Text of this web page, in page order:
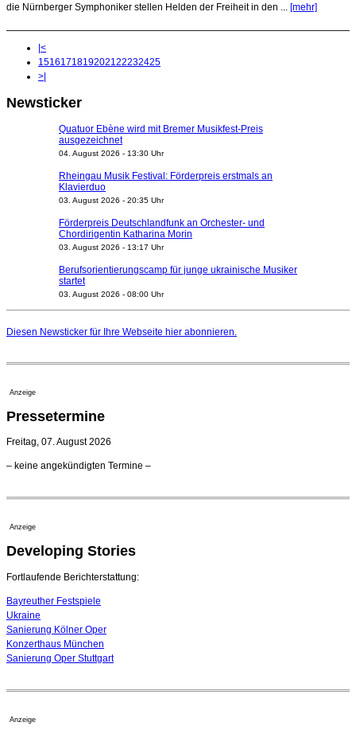
die Nürnberger Symphoniker stellen Helden der Freiheit in den ... [mehr]
|<
15161718192021 22232425
>|
Newsticker
Quatuor Ebène wird mit Bremer Musikfest-Preis
ausgezeichnet
04. August 2026 - 13:30 Uhr
Rheingau Musik Festival: Förderpreis erstmals an
Klavierduo
03. August 2026 - 20:35 Uhr
Förderpreis Deutschlandfunk an Orchester- und
Chordirigentin Katharina Morin
03. August 2026 - 13:17 Uhr
Berufsorientierungscamp für junge ukrainische Musiker
startet
03. August 2026 - 08:00 Uhr
Nationaltheater Mannheim
Regensburger Generalmusikdirektor Stefan Veselka
Kammerorchester Heilbronn: Chefdirigent Risto Joost
verlängert bis 2030
Ensemblemitglieder
Dirigent Nicolás Pasquet mit Würth-Preis der
Jeunesses Musicales ausgezeichnet
07. August 2026 - 13:20 Uhr
Diesen Newsticker für Ihre Webseite hier abonnieren.
Anzeige
Pressetermine
Freitag, 07. August 2026
– keine angekündigten Termine –
Anzeige
Developing Stories
Fortlaufende Berichterstattung:
Bayreuther Festspiele
Ukraine
Sanierung Kölner Oper
Konzerthaus München
Sanierung Oper Stuttgart
Anzeige